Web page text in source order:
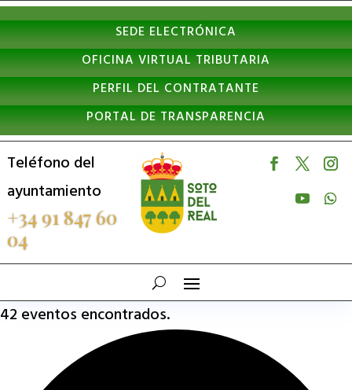
Nota:
este
sitio
web
incluye
un
sistema
de
accesibilidad.
SEDE ELECTRÓNICA
OFICINA VIRTUAL TRIBUTARIA
PERFIL DEL CONTRATANTE
PORTAL DE TRANSPARENCIA
Teléfono del
ayuntamiento
+34 91 847 60
04
42 eventos encontrados.